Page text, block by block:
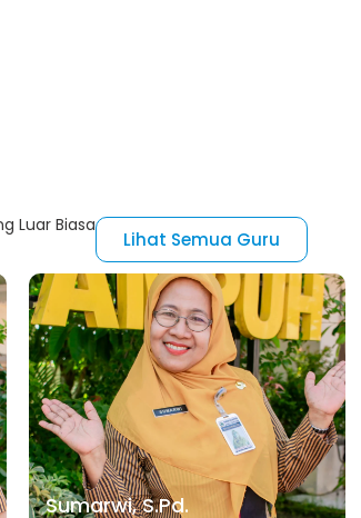
Luar Biasa
Lihat Semua Guru
Sumarwi, S.Pd.